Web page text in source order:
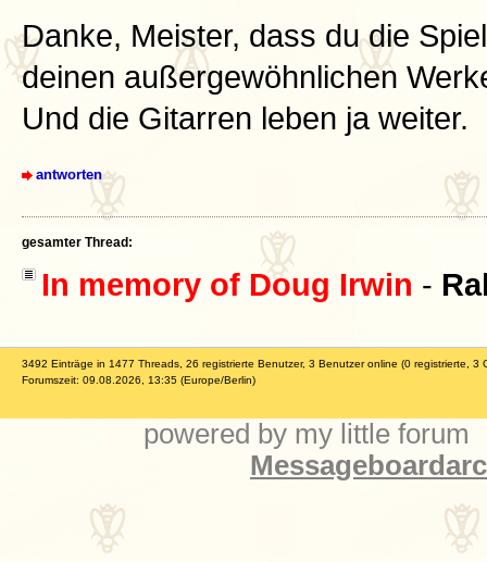
Danke, Meister, dass du die
deinen außergewöhnlichen
Und die Gitarren leben ja weiter.
antworten
gesamter Thread:
In memory of Doug Irwin -
3492 Einträge in 1477 Threads, 26 registrierte Benutzer, 3 Benutzer online (0 registrierte, 3
Forumszeit: 09.08.2026, 13:35 (Europe/Berlin)
powered by my little forum